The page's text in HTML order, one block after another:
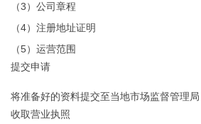
（3）公司章程
（4）注册地址证明
（5）运营范围
提交申请
将准备好的资料提交至当地市场监督管理局
收取营业执照